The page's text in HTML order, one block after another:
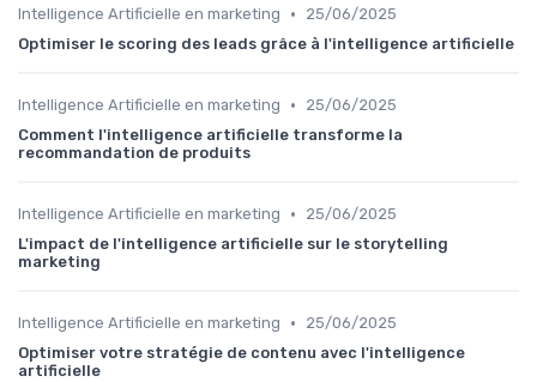
Intelligence Artificielle en marketing •
25/06/2025
Optimiser le scoring des leads grâce à l'intelligence artificielle
Intelligence Artificielle en marketing •
25/06/2025
Comment l'intelligence artificielle transforme la
recommandation de produits
Intelligence Artificielle en marketing •
25/06/2025
L'impact de l'intelligence artificielle sur le storytelling
marketing
Intelligence Artificielle en marketing •
25/06/2025
Optimiser votre stratégie de contenu avec l'intelligence
artificielle